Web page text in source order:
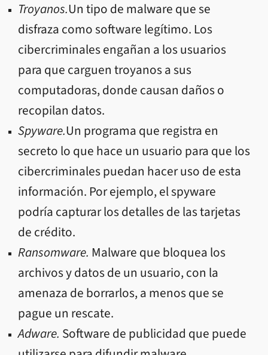
Troyanos.Un tipo de malware que se
disfraza como software legítimo. Los
cibercriminales engañan a los usuarios
para que carguen troyanos a sus
computadoras, donde causan daños o
recopilan datos.
Spyware.Un programa que registra en
secreto lo que hace un usuario para que los
cibercriminales puedan hacer uso de esta
información. Por ejemplo, el spyware
podría capturar los detalles de las tarjetas
de crédito.
Ransomware. Malware que bloquea los
archivos y datos de un usuario, con la
amenaza de borrarlos, a menos que se
pague un rescate.
Adware. Software de publicidad que puede